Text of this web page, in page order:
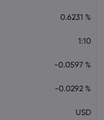
0.6231 %
1:10
-0.0597 %
-0.0292 %
USD